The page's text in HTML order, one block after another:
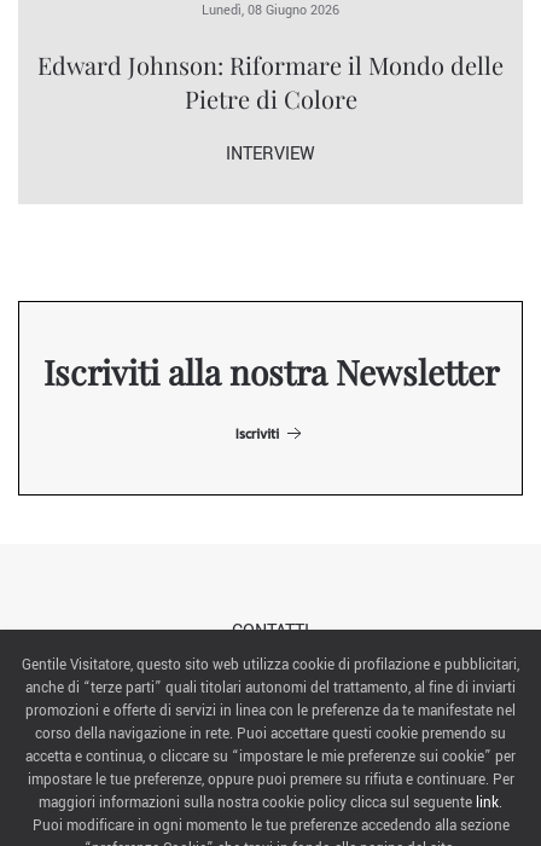
Lunedì, 08 Giugno 2026
Edward Johnson: Riformare il Mondo delle
Pietre di Colore
INTERVIEW
Iscriviti alla nostra Newsletter
Iscriviti
CONTATTI
ABOUT US
ITALIAN EXHIBITION GROUP SpA All rights reserved
Via Emilia 155, 47921 Rimini,
CF/PI 00139440408, Registro Imprese: Rimini P.I e n. Reg. Imprese 00139440408, Capitale Sociale
52.214.897 i.v.
Gentile Visitatore, questo sito web utilizza cookie di profilazione e pubblicitari,
anche di “terze parti” quali titolari autonomi del trattamento, al fine di inviarti
promozioni e offerte di servizi in linea con le preferenze da te manifestate nel
corso della navigazione in rete. Puoi accettare questi cookie premendo su
accetta e continua, o cliccare su “impostare le mie preferenze sui cookie” per
impostare le tue preferenze, oppure puoi premere su rifiuta e continuare. Per
maggiori informazioni sulla nostra cookie policy clicca sul seguente link.
Puoi modificare in ogni momento le tue preferenze accedendo alla sezione